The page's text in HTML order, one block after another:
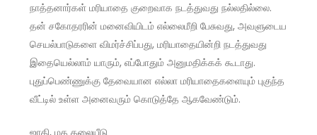
நாத்தனார்கள் மரியாதை குறைவாக நடத்துவது நல்லதில்லை.
தன் சகோதரரின் மனைவியிடம் எல்லைமீறி பேசுவது, அவளுடைய
செயல்பாடுகளை விமர்ச்சிப்பது, மரியாதையின்றி நடத்துவது
இதையெல்லாம் யாரும், எப்போதும் அனுமதிக்கக் கூடாது.
புதுப்பெண்ணுக்கு தேவையான எல்லா மரியாதைகளையும் புகுந்த
வீட்டில் உள்ள அனைவரும் கொடுத்தே ஆகவேண்டும்.